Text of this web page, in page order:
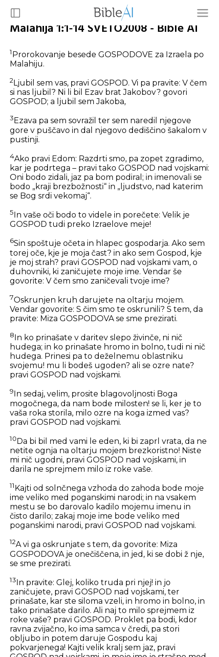
Malahija 1:1-14 SVETO2008 - Bible AI
1Prorokovanje besede GOSPODOVE za Izraela po
Malahiju.
2 Ljubil sem vas, pravi GOSPOD. Vi pa pravite: V čem
si nas ljubil? Ni li bil Ezav brat Jakobov? govori
GOSPOD; a ljubil sem Jakoba,
3 Ezava pa sem sovražil ter sem naredil njegove
gore v puščavo in dal njegovo dediščino šakalom v
pustinji.
4Ako pravi Edom: Razdrti smo, pa zopet zgradimo,
kar je podrtega – pravi tako GOSPOD nad vojskami:
Oni bodo zidali, jaz pa bom podiral; in imenovali se
bodo „kraji brezbožnosti“ in „ljudstvo, nad katerim
se Bog srdi vekomaj“.
5 In vaše oči bodo to videle in porečete: Velik je
GOSPOD tudi preko Izraelove meje!
6Sin spoštuje očeta in hlapec gospodarja. Ako sem
torej oče, kje je moja čast? in ako sem Gospod, kje
je moj strah? pravi GOSPOD nad vojskami vam, o
duhovniki, ki zaničujete moje ime. Vendar še
govorite: V čem smo zaničevali tvoje ime?
7Oskrunjen kruh darujete na oltarju mojem.
Vendar govorite: S čim smo te oskrunili? S tem, da
pravite: Miza GOSPODOVA se sme prezirati.
8 In ko prinašate v daritev slepo živinče, ni nič
hudega; in ko prinašate hromo in bolno, tudi ni nič
hudega. Prinesi pa to deželnemu oblastniku
svojemu! mu li bodeš ugoden? ali se ozre nate?
pravi GOSPOD nad vojskami.
9 In sedaj, velim, prosite blagovoljnosti Boga
mogočnega, da nam bode milosten! se li, ker je to
vaša roka storila, milo ozre na koga izmed vas?
pravi GOSPOD nad vojskami.
10Da bi bil med vami le eden, ki bi zaprl vrata, da ne
netite ognja na oltarju mojem brezkoristno! Niste
mi nič ugodni, pravi GOSPOD nad vojskami, in
darila ne sprejmem milo iz roke vaše.
11 Kajti od solnčnega vzhoda do zahoda bode moje
ime veliko med poganskimi narodi; in na vsakem
mestu se bo darovalo kadilo mojemu imenu in
čisto darilo; zakaj moje ime bode veliko med
poganskimi narodi, pravi GOSPOD nad vojskami.
12A vi ga oskrunjate s tem, da govorite: Miza
GOSPODOVA je onečiščena, in jed, ki se dobi ž nje,
se sme prezirati.
13In pravite: Glej, koliko truda pri njej! in jo
zaničujete, pravi GOSPOD nad vojskami, ter
prinašate, kar ste siloma vzeli, in hromo in bolno, in
tako prinašate darilo. Ali naj to milo sprejmem iz
roke vaše? pravi GOSPOD. Proklet pa bodi, kdor
ravna zvijačno, ko ima samca v čredi, pa stori
obljubo in potem daruje Gospodu kaj
pokvarjenega! Kajti velik kralj sem jaz, pravi